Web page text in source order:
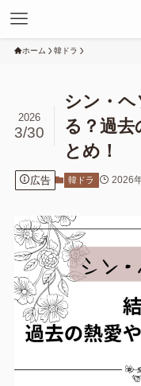
ホーム 韓ドラ
シン・
る？過
とめ！
2026
3/30
広告 韓ドラ 2026